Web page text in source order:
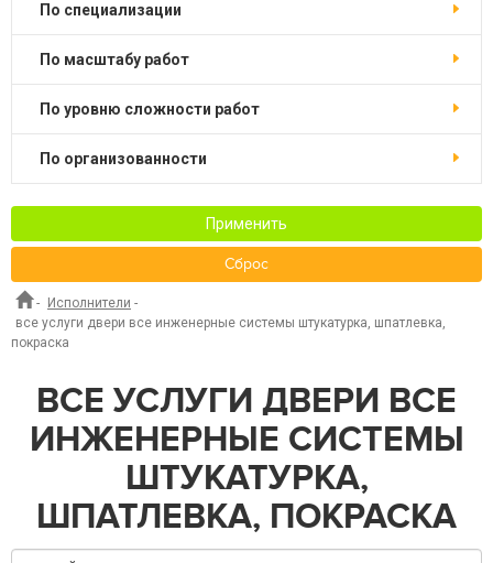
по специализации
по масштабу работ
по уровню сложности работ
по организованности
Применить
Сброс
- Исполнители -
все услуги двери все инженерные системы штукатурка, шпатлевка,
покраска
ВСЕ УСЛУГИ ДВЕРИ ВСЕ
ИНЖЕНЕРНЫЕ СИСТЕМЫ
ШТУКАТУРКА,
ШПАТЛЕВКА, ПОКРАСКА